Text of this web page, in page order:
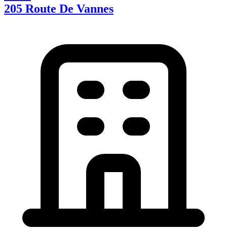
205 Route De Vannes